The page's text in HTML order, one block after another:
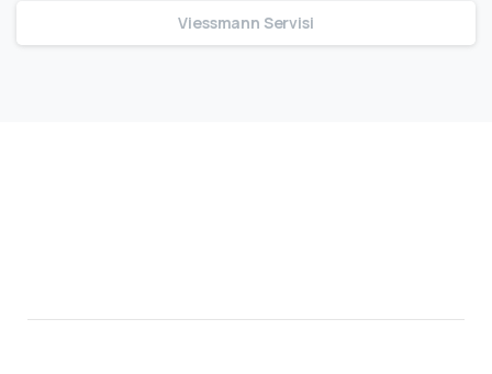
Viessmann Servisi